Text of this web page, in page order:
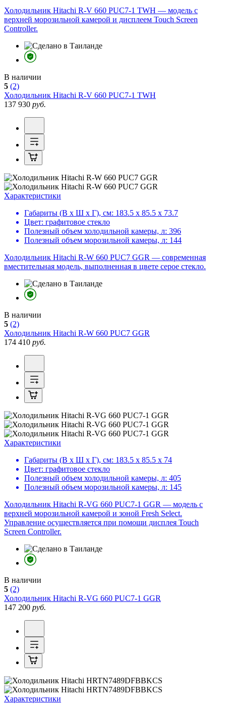
Холодильник Hitachi R-V 660 PUC7-1 TWH — модель с
верхней морозильной камерой и дисплеем Touch Screen
Controller.
В наличии
5 (2)
Холодильник Hitachi R-V 660 PUC7-1 TWH
137 930 руб.
Характеристики
Габариты (В х Ш х Г), см: 183.5 х 85.5 х 73.7
Цвет: графитовое стекло
Полезный объем холодильной камеры, л: 396
Полезный объем морозильной камеры, л: 144
Холодильник Hitachi R-W 660 PUC7 GGR — современная
вместительная модель, выполненная в цвете серое стекло.
В наличии
5 (2)
Холодильник Hitachi R-W 660 PUC7 GGR
174 410 руб.
Характеристики
Габариты (В х Ш х Г), см: 183.5 х 85.5 х 74
Цвет: графитовое стекло
Полезный объем холодильной камеры, л: 405
Полезный объем морозильной камеры, л: 145
Холодильник Hitachi R-VG 660 PUC7-1 GGR — модель с
верхней морозильной камерой и зоной Fresh Select.
Управление осуществляется при помощи дисплея Touch
Screen Controller.
В наличии
5 (2)
Холодильник Hitachi R-VG 660 PUC7-1 GGR
147 200 руб.
Характеристики